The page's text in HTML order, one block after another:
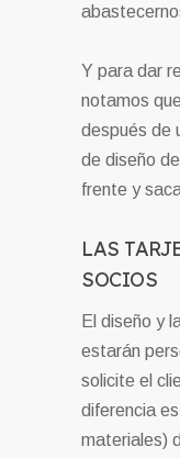
Y para dar
notamos
después de
de diseño de
frente y
LAS
SOCIOS
El diseño y
estarán
solicite el
diferencia
materiales)